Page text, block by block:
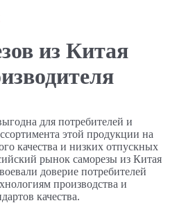
из Китая
для потребителей и
этой продукции на
качества и низких отпускных
рынок саморезы из Китая
доверие потребителей
производства и
качества.